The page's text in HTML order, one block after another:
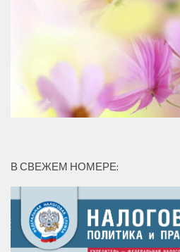
В СВЕЖЕМ НОМЕРЕ: